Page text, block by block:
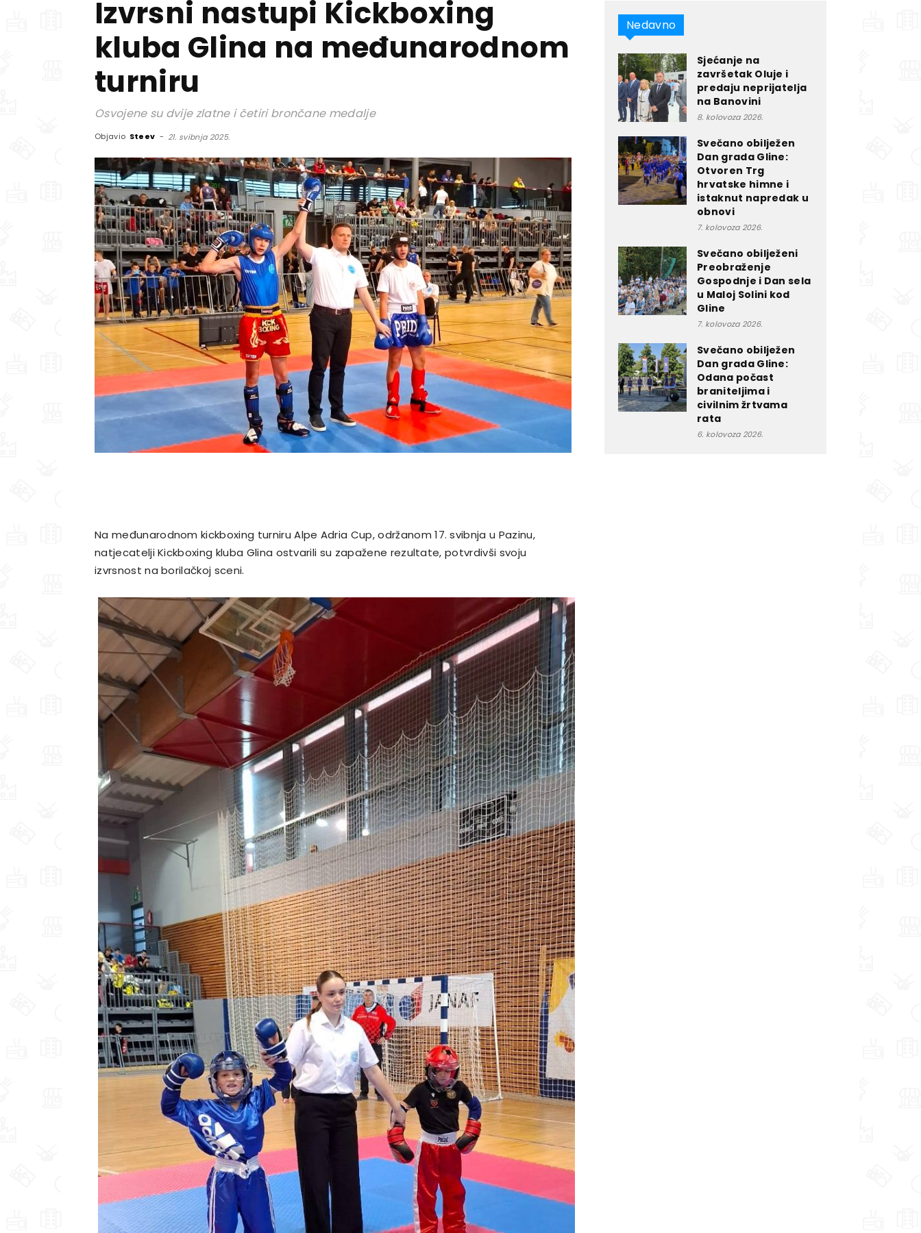
Izvrsni nastupi Kickboxing
kluba Glina na međunarodnom
turniru
Osvojene su dvije zlatne i četiri brončane medalje
Objavio Steev - 21. svibnja 2025.
Na međunarodnom kickboxing turniru Alpe Adria Cup, održanom 17. svibnja u Pazinu,
natjecatelji Kickboxing kluba Glina ostvarili su zapažene rezultate, potvrdivši svoju
izvrsnost na borilačkoj sceni.
Nedavno
Sjećanje na
završetak Oluje i
predaju neprijatelja
na Banovini
8. kolovoza 2026.
Svečano obilježen
Dan grada Gline:
Otvoren Trg
hrvatske himne i
istaknut napredak u
obnovi
7. kolovoza 2026.
Svečano obilježeni
Preobraženje
Gospodnje i Dan sela
u Maloj Solini kod
Gline
7. kolovoza 2026.
Svečano obilježen
Dan grada Gline:
Odana počast
braniteljima i
civilnim žrtvama
rata
6. kolovoza 2026.